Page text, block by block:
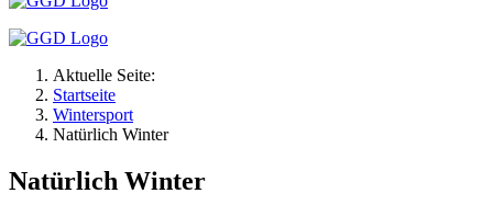
Aktuelle Seite:
Startseite
Wintersport
Natürlich Winter
Natürlich Winter